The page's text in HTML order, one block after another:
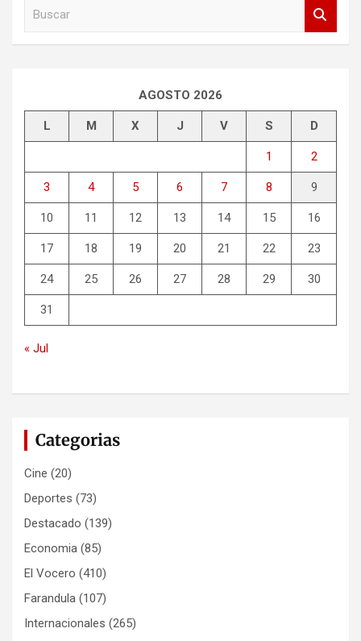
AGOSTO 2026
L M X J V S D
1 2
3 4 5 6 7 8 9
10 11 12 13 14 15 16
17 18 19 20 21 22 23
24 25 26 27 28 29 30
31
« Jul
Categorias
Cine (20)
Deportes (73)
Destacado (139)
Economia (85)
El Vocero (410)
Farandula (107)
Internacionales (265)